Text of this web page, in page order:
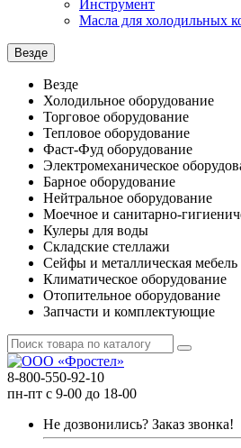
Инструмент
Масла для холодильных
Везде
Везде
Холодильное оборудование
Торговое оборудование
Тепловое оборудование
Фаст-Фуд оборудование
Электромеханическое
Барное оборудование
Нейтральное оборудование
Моечное и санитарно-
Кулеры для воды
Складские стеллажи
Сейфы и металлическая мебель
Климатическое оборудование
Отопительное оборудование
Запчасти и комплектующие
8-800-550-92-10
пн-пт с 9-00 до 18-00
Не дозвонились? Заказ звонка!